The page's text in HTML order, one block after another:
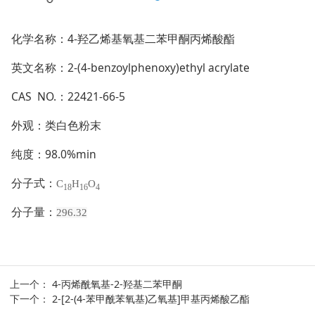
化学名称：4-羟乙烯基氧基二苯甲酮丙烯酸酯
英文名称：2-(4-benzoylphenoxy)ethyl acrylate
CAS NO.：22421-66-5
外观：类白色粉末
纯度：98.0%min
分子式： C18H16O4
分子量： 296.32
上一个：4-丙烯酰氧基-2-羟基二苯甲酮
下一个： 2-[2-(4-苯甲酰苯氧基)乙氧基]甲基丙烯酸乙酯